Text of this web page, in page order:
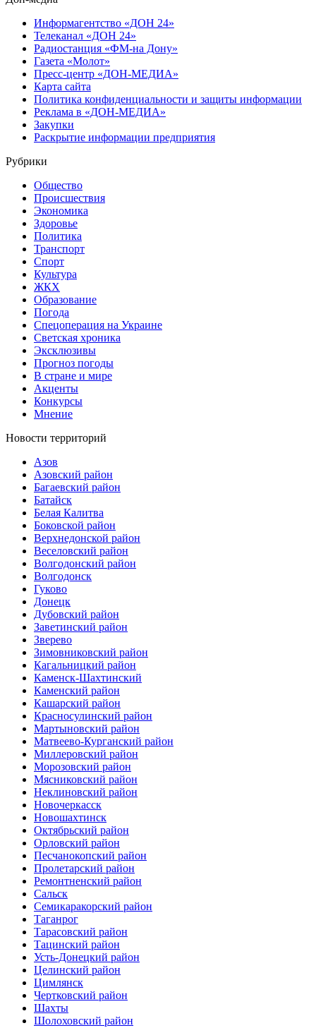
Информагентство «ДОН 24»
Телеканал «ДОН 24»
Радиостанция «ФМ-на Дону»
Газета «Молот»
Пресс-центр «ДОН-МЕДИА»
Карта сайта
Политика конфиденциальности и защиты информации
Реклама в «ДОН-МЕДИА»
Закупки
Раскрытие информации предприятия
Рубрики
Общество
Происшествия
Экономика
Здоровье
Политика
Транспорт
Спорт
Культура
ЖКХ
Образование
Погода
Спецоперация на Украине
Светская хроника
Эксклюзивы
Прогноз погоды
В стране и мире
Акценты
Конкурсы
Мнение
Новости территорий
Азов
Азовский район
Багаевский район
Батайск
Белая Калитва
Боковской район
Верхнедонской район
Веселовский район
Волгодонский район
Волгодонск
Гуково
Донецк
Дубовский район
Заветинский район
Зверево
Зимовниковский район
Кагальницкий район
Каменск-Шахтинский
Каменский район
Кашарский район
Красносулинский район
Мартыновский район
Матвеево-Курганский район
Миллеровский район
Морозовский район
Мясниковский район
Неклиновский район
Новочеркасск
Новошахтинск
Октябрьский район
Орловский район
Песчанокопский район
Пролетарский район
Ремонтненский район
Сальск
Семикаракорский район
Таганрог
Тарасовский район
Тацинский район
Усть-Донецкий район
Целинский район
Цимлянск
Чертковский район
Шахты
Шолоховский район